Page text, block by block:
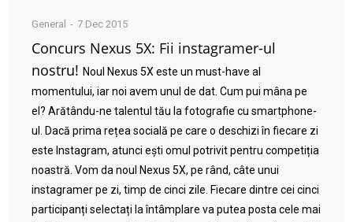
General 7 Dec 2015
Concurs Nexus 5X: Fii instagramer-ul
nostru! Noul Nexus 5X este un must-have al
momentului, iar noi avem unul de dat. Cum pui mâna pe
el? Arătându-ne talentul tău la fotografie cu smartphone-
ul. Dacă prima rețea socială pe care o deschizi în fiecare zi
este Instagram, atunci ești omul potrivit pentru competiția
noastră. Vom da noul Nexus 5X, pe rând, câte unui
instagramer pe zi, timp de cinci zile. Fiecare dintre cei cinci
participanți selectați la întâmplare va putea posta cele mai